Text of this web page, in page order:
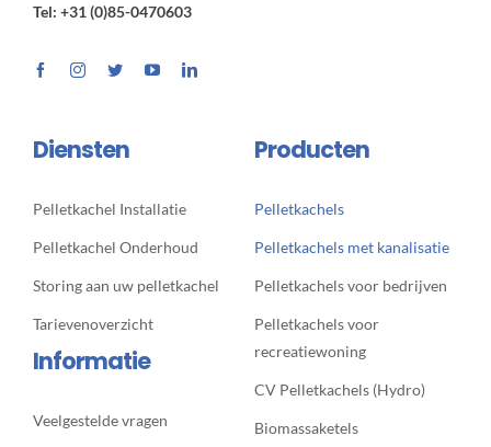
Tel: +31 (0)85-0470603
Diensten
Pelletkachel Installatie
Pelletkachel Onderhoud
Storing aan uw pelletkachel
Tarievenoverzicht
Informatie
Veelgestelde vragen
Producten
Pelletkachels
Pelletkachels met kanalisatie
Pelletkachels voor bedrijven
Pelletkachels voor
recreatiewoning
CV Pelletkachels (Hydro)
Biomassaketels